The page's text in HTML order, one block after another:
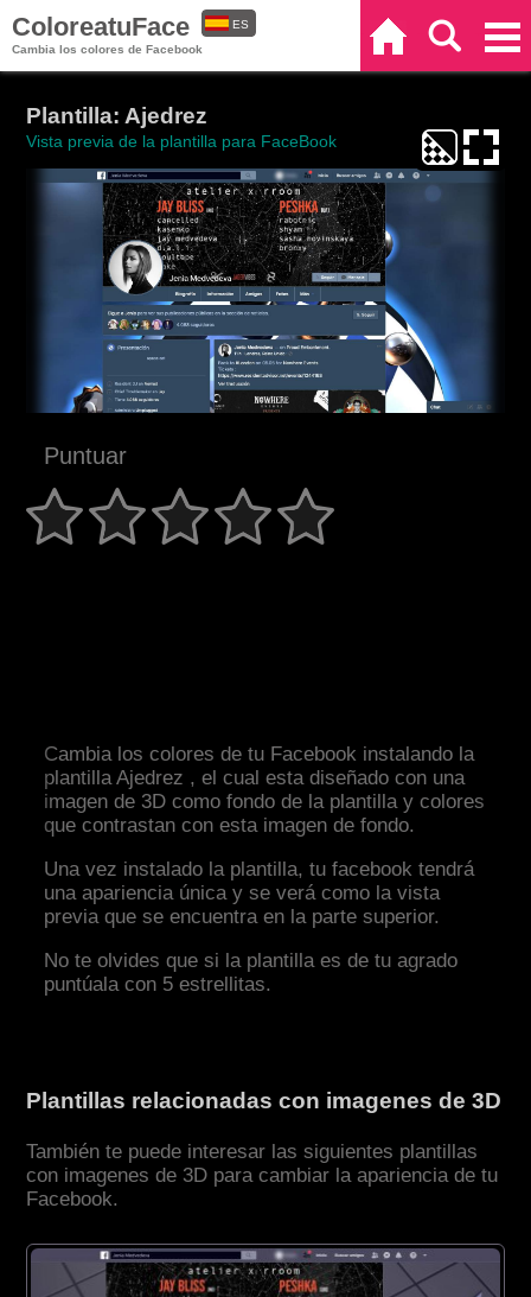
ColoreatuFace
Cambia los colores de Facebook
ES
Plantilla: Ajedrez
Vista previa de la plantilla para FaceBook
Puntuar
Cambia los colores de tu Facebook instalando la
plantilla Ajedrez , el cual esta diseñado con una
imagen de 3D como fondo de la plantilla y colores
que contrastan con esta imagen de fondo.
Una vez instalado la plantilla, tu facebook tendrá
una apariencia única y se verá como la vista
previa que se encuentra en la parte superior.
No te olvides que si la plantilla es de tu agrado
puntúala con 5 estrellitas.
Plantillas relacionadas con imagenes de 3D
También te puede interesar las siguientes plantillas
con imagenes de 3D para cambiar la apariencia de tu
Facebook.